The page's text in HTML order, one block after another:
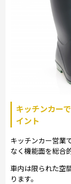
キッチンカー
イント
キッチンカー営業
なく機能面を総合
車内は限られた空
ります。